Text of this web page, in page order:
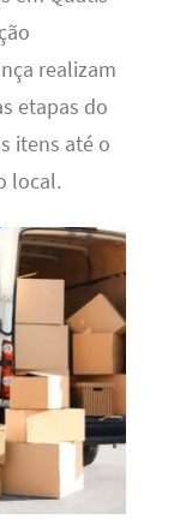
realizam
etapas do
itens até o
local.